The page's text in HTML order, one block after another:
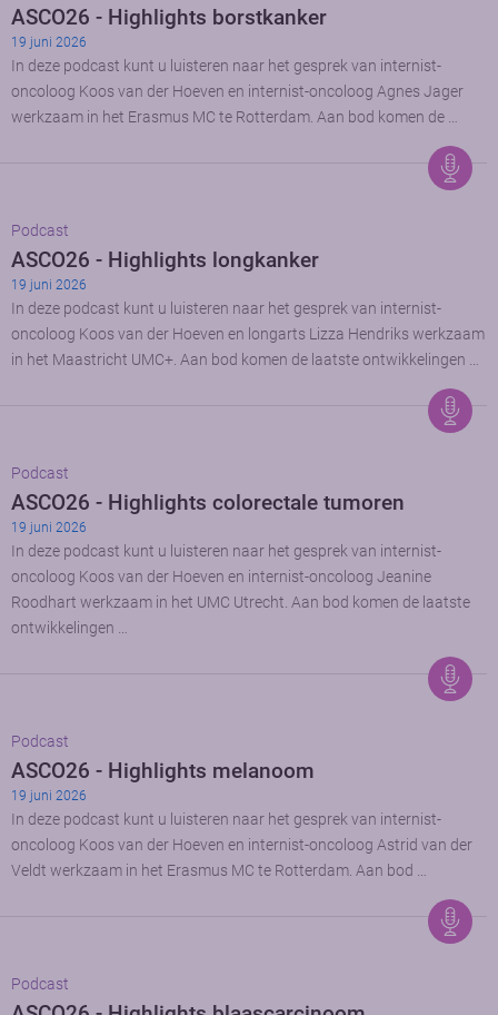
ASCO26 - Highlights borstkanker
19 juni 2026
In deze podcast kunt u luisteren naar het gesprek van internist-
oncoloog Koos van der Hoeven en internist-oncoloog Agnes Jager
werkzaam in het Erasmus MC te Rotterdam. Aan bod komen de …
Podcast
ASCO26 - Highlights longkanker
19 juni 2026
In deze podcast kunt u luisteren naar het gesprek van internist-
oncoloog Koos van der Hoeven en longarts Lizza Hendriks werkzaam
in het Maastricht UMC+. Aan bod komen de laatste ontwikkelingen …
Podcast
ASCO26 - Highlights colorectale tumoren
19 juni 2026
In deze podcast kunt u luisteren naar het gesprek van internist-
oncoloog Koos van der Hoeven en internist-oncoloog Jeanine
Roodhart werkzaam in het UMC Utrecht. Aan bod komen de laatste
ontwikkelingen …
Podcast
ASCO26 - Highlights melanoom
19 juni 2026
In deze podcast kunt u luisteren naar het gesprek van internist-
oncoloog Koos van der Hoeven en internist-oncoloog Astrid van der
Veldt werkzaam in het Erasmus MC te Rotterdam. Aan bod …
Podcast